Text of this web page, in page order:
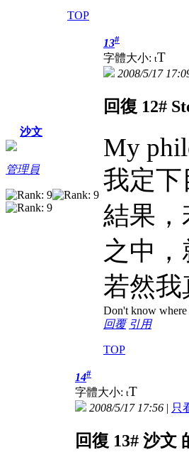
TOP
沙文
管理員
13#
字體大小: tT
2008/5/17
回復 12#
My
我定下
結果，
之中
若然我
Don't know where
回覆 引用
TOP
14#
字體大小: tT
2008/5/17 17:56 | 只
回復 13# 沙文